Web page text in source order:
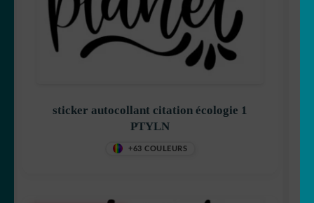
sticker autocollant citation écologie 1
PTYLN
+63 COULEURS